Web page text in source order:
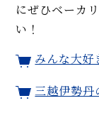
にぜひベーカ
い！
みんな大好
三越伊勢丹